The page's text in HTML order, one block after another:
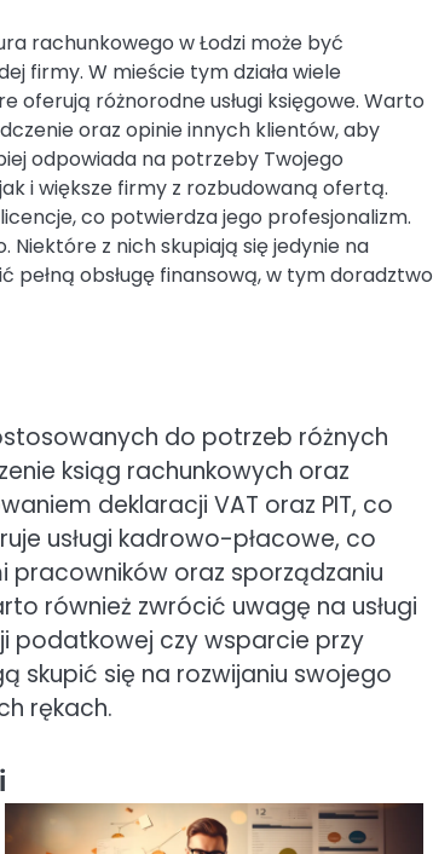
rachunkowego w Łodzi może być
firmy. W mieście tym działa wiele
oferują różnorodne usługi księgowe. Warto
oraz opinie innych klientów, aby
odpowiada na potrzeby Twojego
i większe firmy z rozbudowaną ofertą.
co potwierdza jego profesjonalizm.
Niektóre z nich skupiają się jedynie na
pełną obsługę finansową, w tym doradztwo
do potrzeb różnych
ksiąg rachunkowych oraz
deklaracji VAT oraz PIT, co
usługi kadrowo-płacowe, co
pracowników oraz sporządzaniu
również zwrócić uwagę na usługi
czy wsparcie przy
skupić się na rozwijaniu swojego
rękach.